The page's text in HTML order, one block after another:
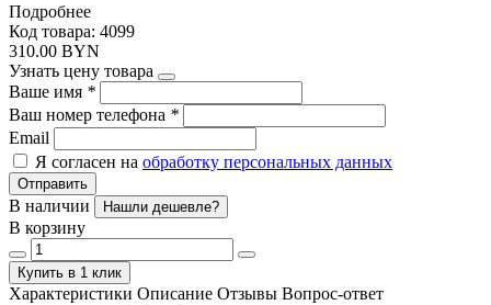
Подробнее
Код товара: 4099
310.00 BYN
Узнать цену товара
Ваше имя *
Ваш номер телефона *
Email
Я согласен на обработку персональных данных
Отправить
В наличии Нашли дешевле?
В корзину
Купить в 1 клик
Характеристики Описание Отзывы Вопрос-ответ